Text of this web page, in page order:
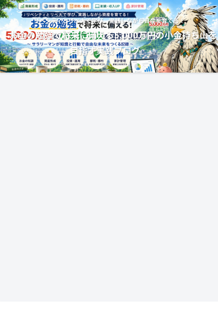
リベシティとリベ大で学び、実践しながら資産を育てる！
お金の勉強で将来に備える5,000万円の小金持ち山を
目指す実践ブログ